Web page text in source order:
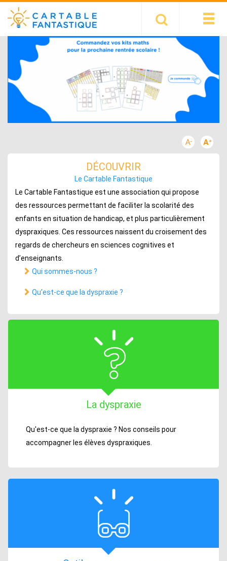
DÉCOUVRIR
Le Cartable Fantastique
Le Cartable Fantastique est une association qui propose
des ressources permettant de faciliter la scolarité des
enfants en situation de handicap, et plus particulièrement
dyspraxiques. Ces ressources naissent du croisement des
regards de chercheurs en sciences cognitives et
d’enseignants.
Qui sommes-nous ?
Qu’est-ce que la dyspraxie ?
La dyspraxie
Qu'est-ce que la dyspraxie ? Nos conseils pour
accompagner les élèves dyspraxiques.